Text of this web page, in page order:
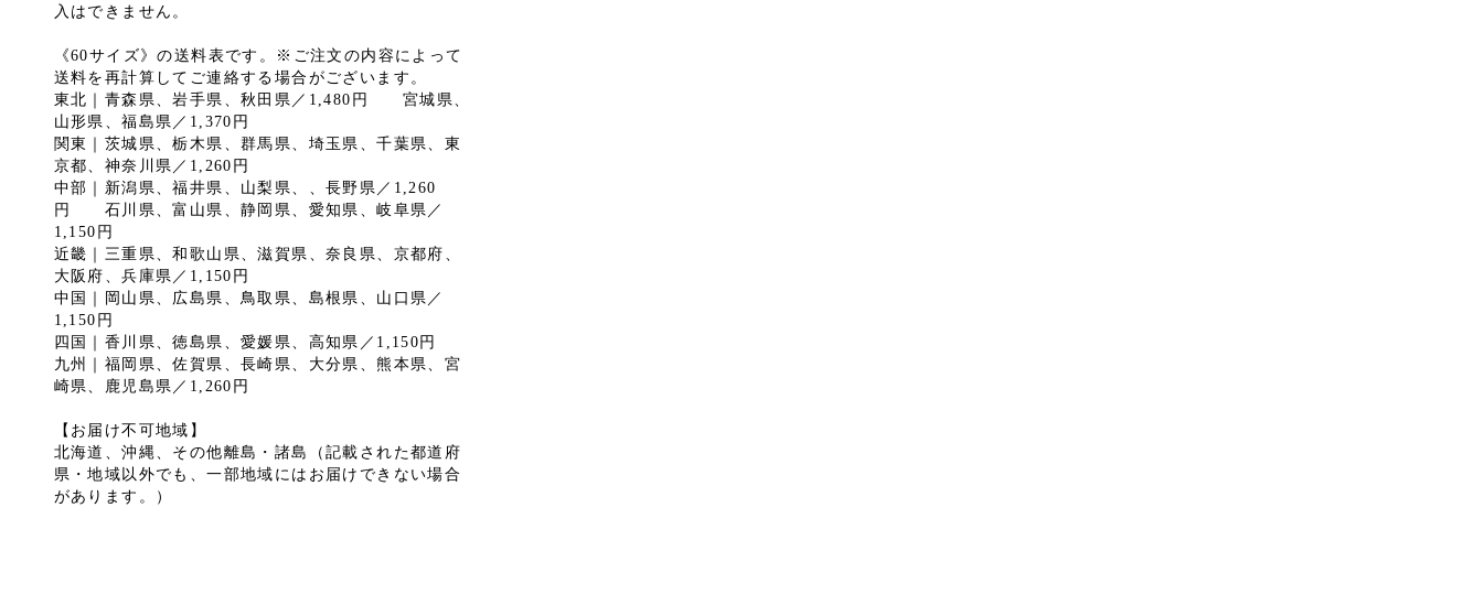
入はできません。
《60サイズ》の送料表です。※ご注文の内容によって
送料を再計算してご連絡する場合がございます。
東北｜青森県、岩手県、秋田県／1,480円 宮城県、
山形県、福島県／1,370円
関東｜茨城県、栃木県、群馬県、埼玉県、千葉県、東
京都、神奈川県／1,260円
中部｜新潟県、福井県、山梨県、、長野県／1,260
円 石川県、富山県、静岡県、愛知県、岐阜県／
1,150円
近畿｜三重県、和歌山県、滋賀県、奈良県、京都府、
大阪府、兵庫県／1,150円
中国｜岡山県、広島県、鳥取県、島根県、山口県／
1,150円
四国｜香川県、徳島県、愛媛県、高知県／1,150円
九州｜福岡県、佐賀県、長崎県、大分県、熊本県、宮
崎県、鹿児島県／1,260円
【お届け不可地域】
北海道、沖縄、その他離島・諸島（記載された都道府
県・地域以外でも、一部地域にはお届けできない場合
があります。）